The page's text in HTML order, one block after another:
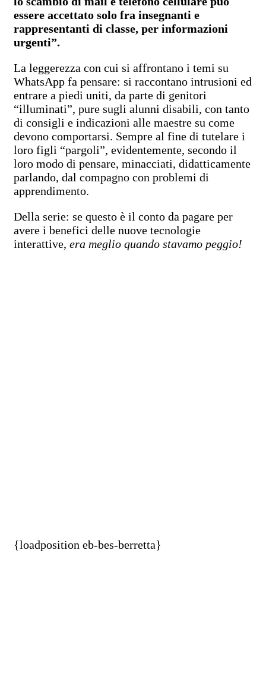
essere accettato solo fra insegnanti e
rappresentanti di classe, per informazioni
urgenti”.
La leggerezza con cui si affrontano i temi su
WhatsApp fa pensare: si raccontano intrusioni ed
entrare a piedi uniti, da parte di genitori
“illuminati”, pure sugli alunni disabili, con tanto
di consigli e indicazioni alle maestre su come
devono comportarsi. Sempre al fine di tutelare i
loro figli “pargoli”, evidentemente, secondo il
loro modo di pensare, minacciati, didatticamente
parlando, dal compagno con problemi di
apprendimento.
Della serie: se questo è il conto da pagare per
avere i benefici delle nuove tecnologie
interattive, era meglio quando stavamo peggio!
{loadposition eb-bes-berretta}